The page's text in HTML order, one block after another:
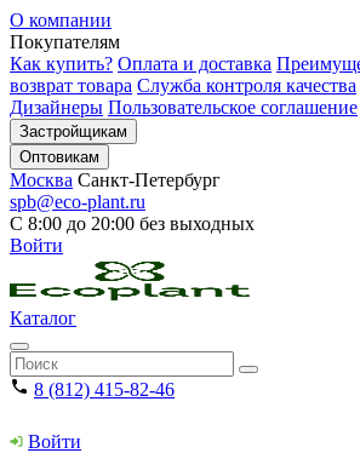
О компании
Покупателям
Как купить? Оплата и доставка
возврат товара Служба контроля качества
Дизайнеры Пользовательское соглашение
Застройщикам
Оптовикам
Москва Санкт-Петербург
spb@eco-plant.ru
С 8:00 до 20:00 без выходных
Войти
Каталог
8 (812) 415-82-46
Войти